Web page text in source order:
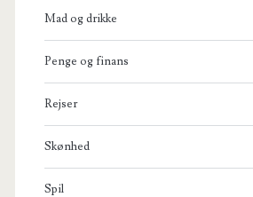
Mad og drikke
Penge og finans
Rejser
Skønhed
Spil